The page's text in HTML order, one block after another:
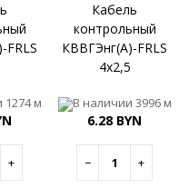
FRLS
1274 м
+
Кабель
контрольный
КВВГЭнг(A)-FRLS
4x2,5
В наличии 3996 м
6.28 BYN
− +